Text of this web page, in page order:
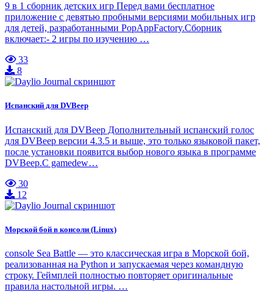
9 в 1 сборник детских игр Перед вами бесплатное
приложение с девятью пробными версиями мобильных игр
для детей, разработанными PopAppFactory.Сборник
включает:- 2 игры по изучению …
33
8
Испанский для DVBeep
Испанский для DVBeep Дополнительный испанский голос
для DVBeep версии 4.3.5 и выше, это только языковой пакет,
после установки появится выбор нового языка в программе
DVBeep.С gamedew…
30
12
Морской бой в консоли (Linux)
console Sea Battle — это классическая игра в Морской бой,
реализованная на Python и запускаемая через командную
строку. Геймплей полностью повторяет оригинальные
правила настольной игры. …